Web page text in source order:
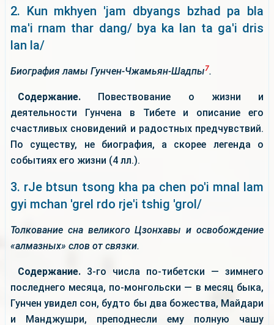
2. Kun mkhyen 'jam dbyangs bzhad pa bla
ma'i rnam thar dang/ bya ka lan ta ga'i dris
lan la/
Биография ламы Гунчен-Чжамьян-Шадпы7.
Содержание. Повествование о жизни и
деятельности Гунчена в Тибете и описание его
счастливых сновидений и радостных предчувствий.
По существу, не биография, а скорее легенда о
событиях его жизни (4 лл.).
3. rJe btsun tsong kha pa chen po'i mnal lam
gyi mchan 'grel rdo rje'i tshig 'grol/
Толкование сна великого Цзонхавы и освобождение
«алмазных» слов от связки.
Содержание. 3-го числа по-тибетски — зимнего
последнего месяца, по-монгольски — в месяц быка,
Гунчен увидел сон, будто бы два божества, Майдари
и Манджушри, преподнесли ему полную чашу